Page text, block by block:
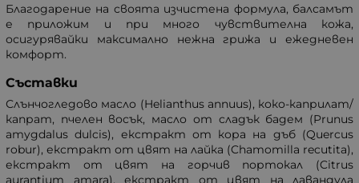
Благодарение на своята изчистена формула, балсамът
е приложим и при много чувствителна кожа,
осигурявайки максимално нежна грижа и ежедневен
комфорт.
Съставки
Слънчогледово масло (Helianthus annuus), коко-каприлат/
капрaт, пчелен восък, масло от сладък бадем (Prunus
amygdalus dulcis), екстракт от кора на дъб (Quercus
robur), екстракт от цвят на лайка (Chamomilla recutita),
екстракт от цвят на горчив портокал (Citrus
aurantium amara), екстракт от цвят на лавандула